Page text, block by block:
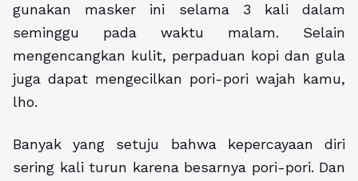
gunakan masker ini selama 3 kali dalam
seminggu pada waktu malam. Selain
mengencangkan kulit, perpaduan kopi dan gula
juga dapat mengecilkan pori-pori wajah kamu,
lho.
Banyak yang setuju bahwa kepercayaan diri
sering kali turun karena besarnya pori-pori. Dan